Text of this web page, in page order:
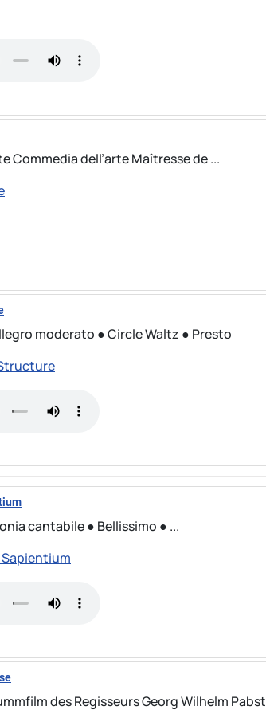
Commedia dell’arte Maîtresse de ...
moderato ● Circle Waltz ● Presto
cantabile ● Bellissimo ● ...
des Regisseurs Georg Wilhelm Pabst